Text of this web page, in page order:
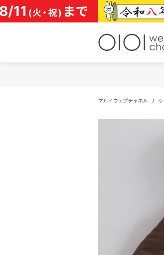
コ
ン
テ
マルイウェブチャネル / ケ